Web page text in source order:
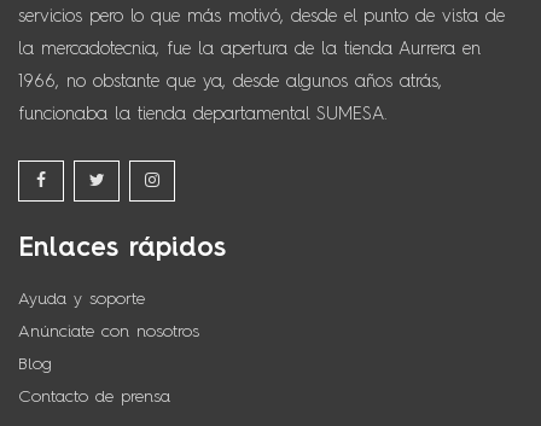
servicios pero lo que más motivó, desde el punto de vista de
la mercadotecnia, fue la apertura de la tienda Aurrera en
1966, no obstante que ya, desde algunos años atrás,
funcionaba la tienda departamental SUMESA.
Enlaces rápidos
Ayuda y soporte
Anúnciate con nosotros
Blog
Contacto de prensa